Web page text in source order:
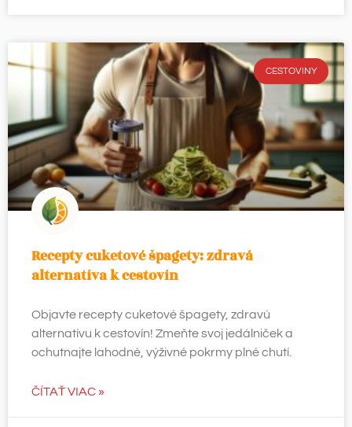
CESTOVINY
Recepty cuketové špagety: zdravá
alternatíva k cestovín
Objavte recepty cuketové špagety, zdravú
alternatívu k cestovín! Zmeňte svoj jedálniček a
ochutnajte lahodné, výživné pokrmy plné chutí.
ČÍTAŤ VIAC »